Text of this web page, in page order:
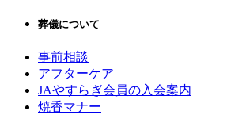
葬儀について
事前相談
アフターケア
JAやすらぎ会員の入会案内
焼香マナー